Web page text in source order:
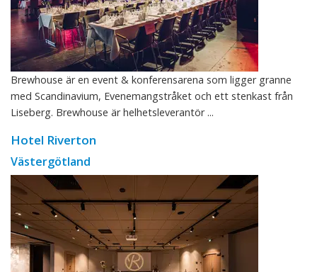
Brewhouse är en event & konferensarena som ligger granne
med Scandinavium, Evenemangstråket och ett stenkast från
Liseberg. Brewhouse är helhetsleverantör ...
Hotel Riverton
Västergötland